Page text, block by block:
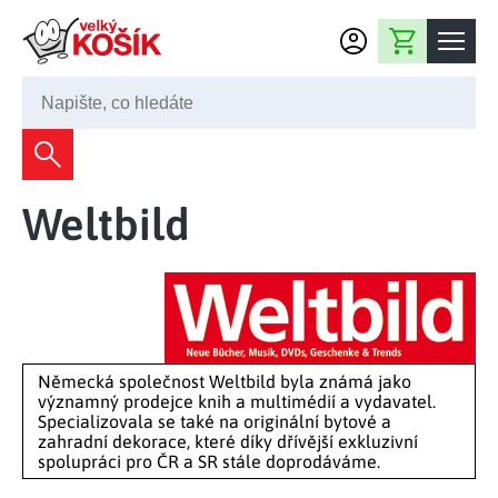
Nákupní košík
245 008 200
Dekorace
Bytové dekorace
Zahradní dekorace
Květiny a věnce
Světelné dekorace
Fontány a kašny
Velikonoční dekorace
Dekorace na hrob
Domácnost
Bytový textil
Domácí elektro
Předsíň a chodba
Koupelna a záchod
Ložnice a šatna
Kuchyňské pomůcky
Prostírání a stolování
Příprava nápojů
Grilování a smažení
Koupelnový nábytek
Nábytek do předsíně
Nábytek do ložnice
Zahrada
Zahradní doplňky
Zahradní nábytek
Volný čas
Weltbild
Německá společnost Weltbild byla známá jako
významný prodejce knih a multimédií a vydavatel.
Specializovala se také na originální bytové a
zahradní dekorace, které díky dřívější exkluzivní
spolupráci pro ČR a SR stále doprodáváme.